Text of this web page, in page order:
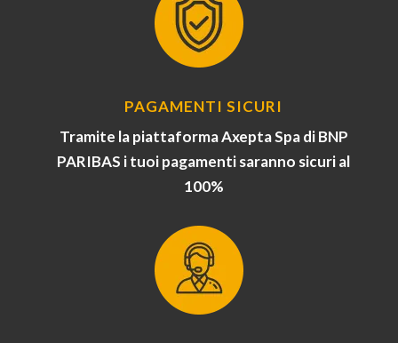
PAGAMENTI SICURI
Tramite la piattaforma Axepta Spa di BNP
PARIBAS i tuoi pagamenti saranno sicuri al
100%